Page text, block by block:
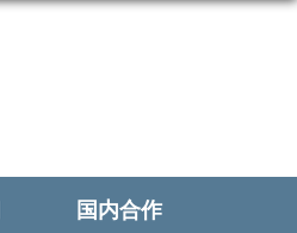
国内合作